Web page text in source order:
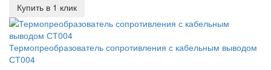
Купить в 1 клик
Термопреобразователь сопротивления с кабельным выводом
СТ004